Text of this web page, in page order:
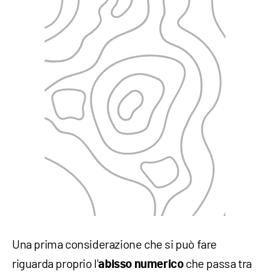
Una prima considerazione che si può fare
riguarda proprio l'abisso numericoche passa tra